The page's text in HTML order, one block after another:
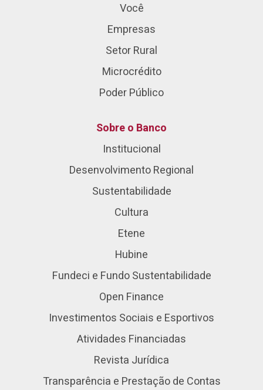
Você
Empresas
Setor Rural
Microcrédito
Poder Público
Sobre o Banco
Institucional
Desenvolvimento Regional
Sustentabilidade
Cultura
Etene
Hubine
Fundeci e Fundo Sustentabilidade
Open Finance
Investimentos Sociais e Esportivos
Atividades Financiadas
Revista Jurídica
Transparência e Prestação de Contas